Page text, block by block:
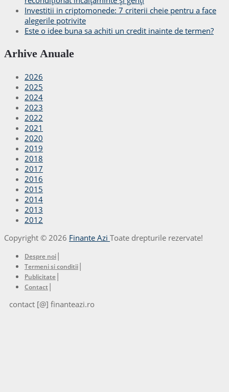
Investitii in criptomonede: 7 criterii cheie pentru a face
alegerile potrivite
Este o idee buna sa achiti un credit inainte de termen?
Arhive Anuale
2026
2025
2024
2023
2022
2021
2020
2019
2018
2017
2016
2015
2014
2013
2012
Copyright © 2026 Finante Azi Toate drepturile rezervate!
Despre noi|
Termeni si conditii|
Publicitate|
Contact|
contact [@] finanteazi.ro